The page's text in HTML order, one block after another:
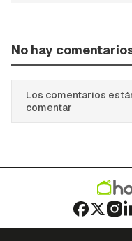
No hay
Los comentarios
comentar